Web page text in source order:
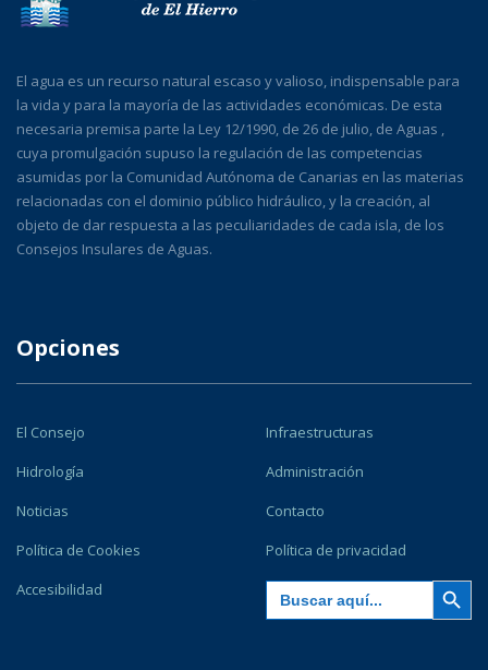
El agua es un recurso natural escaso y valioso, indispensable para
la vida y para la mayoría de las actividades económicas. De esta
necesaria premisa parte la Ley 12/1990, de 26 de julio, de Aguas ,
cuya promulgación supuso la regulación de las competencias
asumidas por la Comunidad Autónoma de Canarias en las materias
relacionadas con el dominio público hidráulico, y la creación, al
objeto de dar respuesta a las peculiaridades de cada isla, de los
Consejos Insulares de Aguas.
Opciones
El Consejo
Infraestructuras
Hidrología
Administración
Noticias
Contacto
Política de Cookies
Política de privacidad
Accesibilidad
Buscar: Botón de